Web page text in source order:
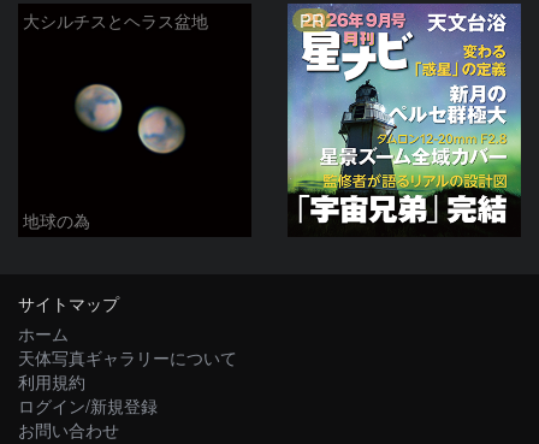
大シルチスとヘラス盆地
地球の為
PR
サイトマップ
ホーム
天体写真ギャラリーについて
利用規約
ログイン/新規登録
お問い合わせ